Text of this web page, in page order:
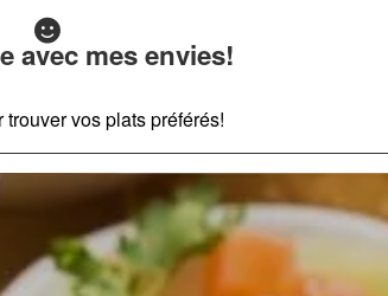
avec mes envies!
vos plats préférés!